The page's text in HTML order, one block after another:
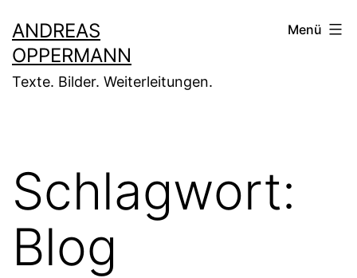
Inhalt
springen
ANDREAS
OPPERMANN
Texte. Bilder. Weiterleitungen.
Menü
Schlagwort:
Blog